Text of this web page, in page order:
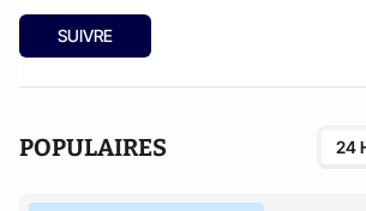
SUIVRE
POPULAIRES 24